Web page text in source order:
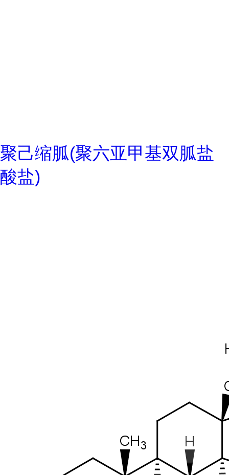
聚己缩胍(聚六亚甲基双胍盐
酸盐)